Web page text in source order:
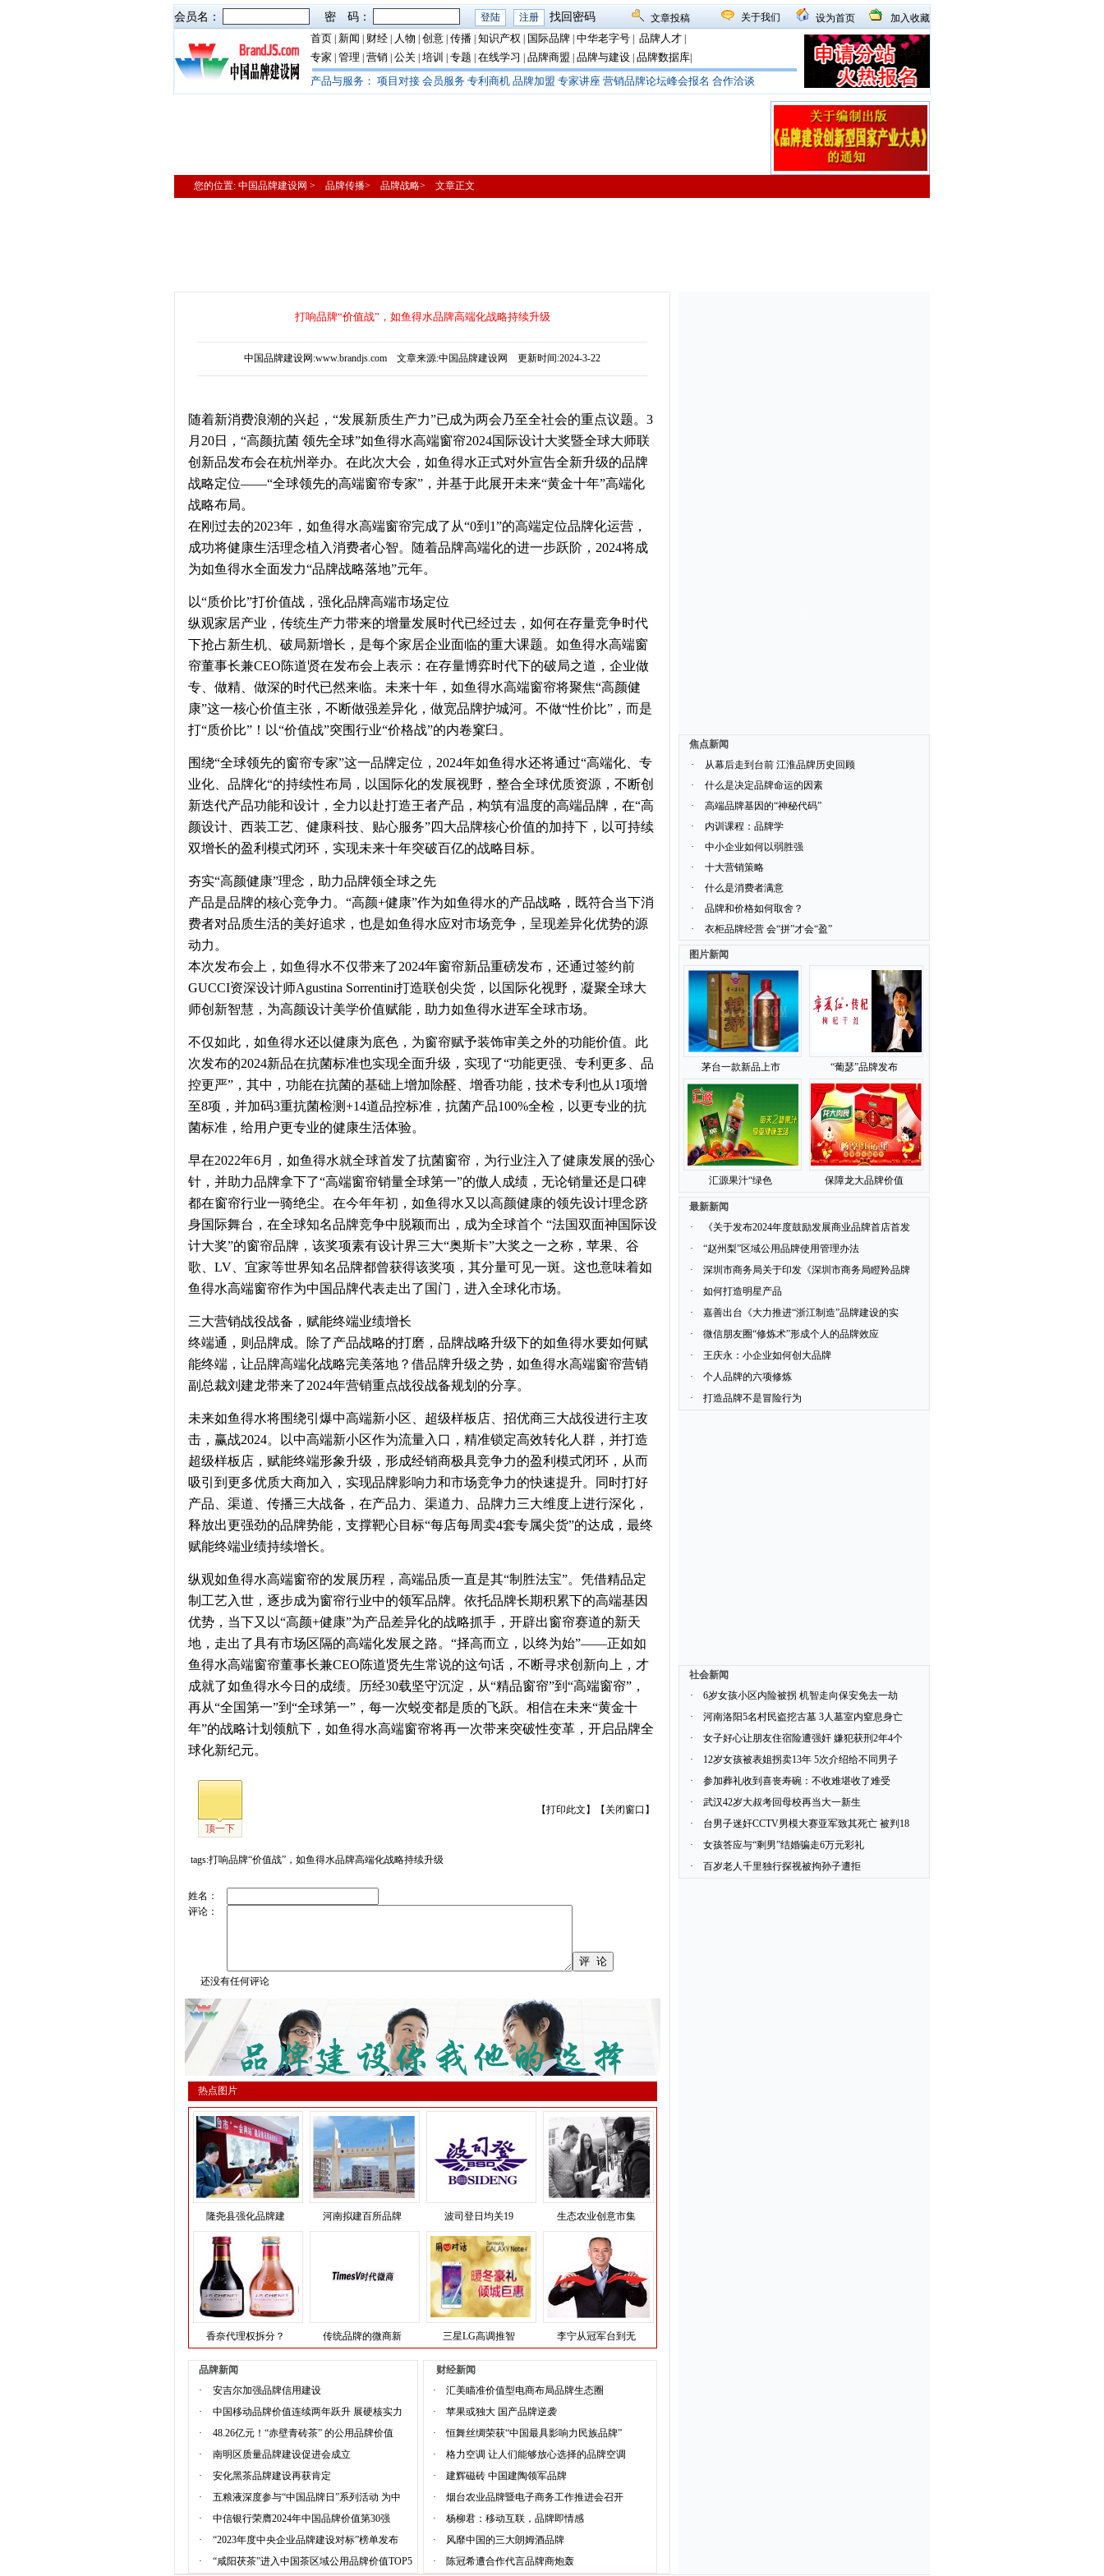
会员名： 密 码： 找回密码 文章投稿 关于我们 设为首页 加入收藏
首页 新闻 财经 人物 创意 传播 知识产权 国际品牌 中华老字号 品牌人才
专家 管理 营销 公关 培训 专题 在线学习 品牌商盟 品牌与建设 品牌数据库
产品与服务： 项目对接 会员服务 专利商机 品牌加盟 专家讲座 营销品牌论坛峰会报名 合作洽谈
您的位置: 中国品牌建设网 > 品牌传播> 品牌战略> 文章正文
打响品牌“价值战”，如鱼得水品牌高端化战略持续升级
中国品牌建设网:www.brandjs.com 文章来源:中国品牌建设网 更新时间:2024-3-22
随着新消费浪潮的兴起，“发展新质生产力”已成为两会乃至全社会的重点议题。3
月20日，“高颜抗菌 领先全球”如鱼得水高端窗帘2024国际设计大奖暨全球大师联
创新品发布会在杭州举办。在此次大会，如鱼得水正式对外宣告全新升级的品牌
战略定位——“全球领先的高端窗帘专家”，并基于此展开未来“黄金十年”高端化
战略布局。
在刚过去的2023年，如鱼得水高端窗帘完成了从“0到1”的高端定位品牌化运营，
成功将健康生活理念植入消费者心智。随着品牌高端化的进一步跃阶，2024将成
为如鱼得水全面发力“品牌战略落地”元年。
以“质价比”打价值战，强化品牌高端市场定位
纵观家居产业，传统生产力带来的增量发展时代已经过去，如何在存量竞争时代
下抢占新生机、破局新增长，是每个家居企业面临的重大课题。如鱼得水高端窗
帘董事长兼CEO陈道贤在发布会上表示：在存量博弈时代下的破局之道，企业做
专、做精、做深的时代已然来临。未来十年，如鱼得水高端窗帘将聚焦“高颜健
康”这一核心价值主张，不断做强差异化，做宽品牌护城河。不做“性价比”，而是
打“质价比”！以“价值战”突围行业“价格战”的内卷窠臼。
围绕“全球领先的窗帘专家”这一品牌定位，2024年如鱼得水还将通过“高端化、专
业化、品牌化“的持续性布局，以国际化的发展视野，整合全球优质资源，不断创
新迭代产品功能和设计，全力以赴打造王者产品，构筑有温度的高端品牌，在“高
颜设计、西装工艺、健康科技、贴心服务”四大品牌核心价值的加持下，以可持续
双增长的盈利模式闭环，实现未来十年突破百亿的战略目标。
夯实“高颜健康”理念，助力品牌领全球之先
产品是品牌的核心竞争力。“高颜+健康”作为如鱼得水的产品战略，既符合当下消
费者对品质生活的美好追求，也是如鱼得水应对市场竞争，呈现差异化优势的源
动力。
本次发布会上，如鱼得水不仅带来了2024年窗帘新品重磅发布，还通过签约前
GUCCI资深设计师Agustina Sorrentini打造联创尖货，以国际化视野，凝聚全球大
师创新智慧，为高颜设计美学价值赋能，助力如鱼得水进军全球市场。
不仅如此，如鱼得水还以健康为底色，为窗帘赋予装饰审美之外的功能价值。此
次发布的2024新品在抗菌标准也实现全面升级，实现了“功能更强、专利更多、品
控更严”，其中，功能在抗菌的基础上增加除醛、增香功能，技术专利也从1项增
至8项，并加码3重抗菌检测+14道品控标准，抗菌产品100%全检，以更专业的抗
菌标准，给用户更专业的健康生活体验。
早在2022年6月，如鱼得水就全球首发了抗菌窗帘，为行业注入了健康发展的强心
针，并助力品牌拿下了“高端窗帘销量全球第一”的傲人成绩，无论销量还是口碑
都在窗帘行业一骑绝尘。在今年年初，如鱼得水又以高颜健康的领先设计理念跻
身国际舞台，在全球知名品牌竞争中脱颖而出，成为全球首个 “法国双面神国际设
计大奖”的窗帘品牌，该奖项素有设计界三大“奥斯卡”大奖之一之称，苹果、谷
歌、LV、宜家等世界知名品牌都曾获得该奖项，其分量可见一斑。这也意味着如
鱼得水高端窗帘作为中国品牌代表走出了国门，进入全球化市场。
三大营销战役战备，赋能终端业绩增长
终端通，则品牌成。除了产品战略的打磨，品牌战略升级下的如鱼得水要如何赋
能终端，让品牌高端化战略完美落地？借品牌升级之势，如鱼得水高端窗帘营销
副总裁刘建龙带来了2024年营销重点战役战备规划的分享。
未来如鱼得水将围绕引爆中高端新小区、超级样板店、招优商三大战役进行主攻
击，赢战2024。以中高端新小区作为流量入口，精准锁定高效转化人群，并打造
超级样板店，赋能终端形象升级，形成经销商极具竞争力的盈利模式闭环，从而
吸引到更多优质大商加入，实现品牌影响力和市场竞争力的快速提升。同时打好
产品、渠道、传播三大战备，在产品力、渠道力、品牌力三大维度上进行深化，
释放出更强劲的品牌势能，支撑靶心目标“每店每周卖4套专属尖货”的达成，最终
赋能终端业绩持续增长。
纵观如鱼得水高端窗帘的发展历程，高端品质一直是其“制胜法宝”。凭借精品定
制工艺入世，逐步成为窗帘行业中的领军品牌。依托品牌长期积累下的高端基因
优势，当下又以“高颜+健康”为产品差异化的战略抓手，开辟出窗帘赛道的新天
地，走出了具有市场区隔的高端化发展之路。“择高而立，以终为始”——正如如
鱼得水高端窗帘董事长兼CEO陈道贤先生常说的这句话，不断寻求创新向上，才
成就了如鱼得水今日的成绩。历经30载坚守沉淀，从“精品窗帘”到“高端窗帘”，
再从“全国第一”到“全球第一”，每一次蜕变都是质的飞跃。相信在未来“黄金十
年”的战略计划领航下，如鱼得水高端窗帘将再一次带来突破性变革，开启品牌全
球化新纪元。
顶一下
【打印此文 】【 关闭窗口 】
tags:打响品牌“价值战”，如鱼得水品牌高端化战略持续升级
姓名：
评论：
还没有任何评论
热点图片
隆尧县强化品牌建 河南拟建百所品牌 波司登日均关19 生态农业创意市集
香奈代理权拆分？ 传统品牌的微商新 三星LG高调推智 李宁从冠军台到无
品牌新闻
·
安吉尔加强品牌信用建设
·
中国移动品牌价值连续两年跃升 展硬核实力
·
48.26亿元！“赤壁青砖茶” 的公用品牌价值
·
南明区质量品牌建设促进会成立
·
安化黑茶品牌建设再获肯定
·
五粮液深度参与“中国品牌日”系列活动 为中
·
中信银行荣膺2024年中国品牌价值第30强
·
“2023年度中央企业品牌建设对标”榜单发布
·
“咸阳茯茶”进入中国茶区域公用品牌价值TOP5
财经新闻
·
汇美瞄准价值型电商布局品牌生态圈
·
苹果或独大 国产品牌逆袭
·
恒舞丝绸荣获“中国最具影响力民族品牌”
·
格力空调 让人们能够放心选择的品牌空调
·
建辉磁砖 中国建陶领军品牌
·
烟台农业品牌暨电子商务工作推进会召开
·
杨柳君：移动互联，品牌即情感
·
风靡中国的三大朗姆酒品牌
·
陈冠希遭合作代言品牌商炮轰
焦点新闻
·
从幕后走到台前 江淮品牌历史回顾
·
什么是决定品牌命运的因素
·
高端品牌基因的“神秘代码”
·
内训课程：品牌学
·
中小企业如何以弱胜强
·
十大营销策略
·
什么是消费者满意
·
品牌和价格如何取舍？
·
衣柜品牌经营 会“拼”才会“盈”
图片新闻
茅台一款新品上市 “葡瑟”品牌发布
汇源果汁“绿色 保障龙大品牌价值
最新新闻
·
《关于发布2024年度鼓励发展商业品牌首店首发
·
“赵州梨”区域公用品牌使用管理办法
·
深圳市商务局关于印发《深圳市商务局瞪羚品牌
·
如何打造明星产品
·
嘉善出台《大力推进“浙江制造”品牌建设的实
·
微信朋友圈“修炼术”形成个人的品牌效应
·
王庆永：小企业如何创大品牌
·
个人品牌的六项修炼
·
打造品牌不是冒险行为
社会新闻
·
6岁女孩小区内险被拐 机智走向保安免去一劫
·
河南洛阳5名村民盗挖古墓 3人墓室内窒息身亡
·
女子好心让朋友住宿险遭强奸 嫌犯获刑2年4个
·
12岁女孩被表姐拐卖13年 5次介绍给不同男子
·
参加葬礼收到喜丧寿碗：不收难堪收了难受
·
武汉42岁大叔考回母校再当大一新生
·
台男子迷奸CCTV男模大赛亚军致其死亡 被判18
·
女孩答应与“剩男”结婚骗走6万元彩礼
·
百岁老人千里独行探视被拘孙子遭拒